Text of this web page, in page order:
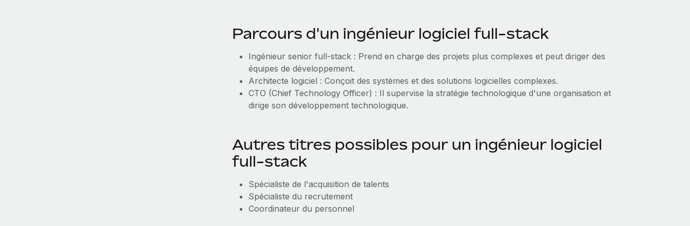
Parcours d'un ingénieur logiciel full-stack
Ingénieur senior full-stack : Prend en charge des projets plus complexes et peut diriger des
équipes de développement.
Architecte logiciel : Conçoit des systèmes et des solutions logicielles complexes.
CTO (Chief Technology Officer) : Il supervise la stratégie technologique d'une organisation et
dirige son développement technologique.
Autres titres possibles pour un ingénieur logiciel
full-stack
Spécialiste de l'acquisition de talents
Spécialiste du recrutement
Coordinateur du personnel